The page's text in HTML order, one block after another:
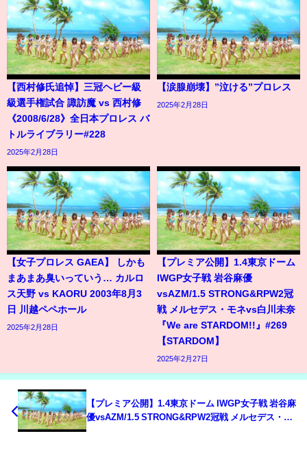
【西村修氏追悼】三冠ヘビー級
級選手権試合 諏訪魔 vs 西村修
《2008/6/28》全日本プロレス バ
トルライブラリー#228
2025年2月28日
【涙腺崩壊】”泣ける”プロレス
2025年2月28日
【女子プロレス GAEA】 しかも
まあまあ臭いっていう… カルロ
ス天野 vs KAORU 2003年8月3
日 川越ペペホール
2025年2月28日
【プレミア公開】1.4東京ドーム
IWGP女子戦 岩谷麻優
vsAZM/1.5 STRONG&RPW2冠
戦 メルセデス・モネvs白川未奈
『We are STARDOM!!』#269
【STARDOM】
2025年2月27日
【プレミア公開】1.4東京ドーム IWGP女子戦 岩谷麻
優vsAZM/1.5 STRONG&RPW2冠戦 メルセデス・モ